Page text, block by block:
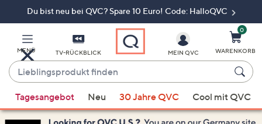
Du bist neu bei QVC? Spare 10 Euro! Code: HalloQVC
MENÜ TV-RÜCKBLICK
Lieblingsprodukt
finden
Vorschläge
verfügbar
MEIN QVC
0
WARENKORB
Tagesangebot Neu 30 Jahre QVC Cool mit QVC